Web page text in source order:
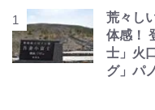
荒々し
体感！
士」火
グ」パ